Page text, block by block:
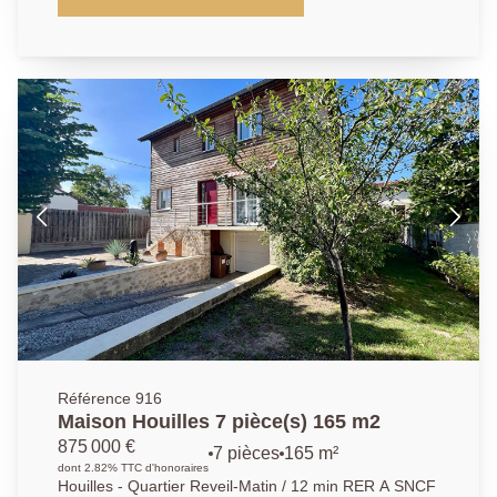
douche, un grand espace à vivre de 45m2 donnant
(garage, buanderie) DIAGNOSTIC B (Isolation
extérieure, sous-sol/1er étage et combles) POMPE A
CHALEUR Les informations sur les risques auxquels
ce bien est exposé sont disponibles sur le site
Géorisques : www.georisques.gouv.fr
Référence 916
Maison Houilles 7 pièce(s) 165 m2
875 000 €
dont 2.82% TTC d'honoraires
7 pièces 165 m²
Houilles - Quartier Reveil-Matin / 12 min RER A SNCF